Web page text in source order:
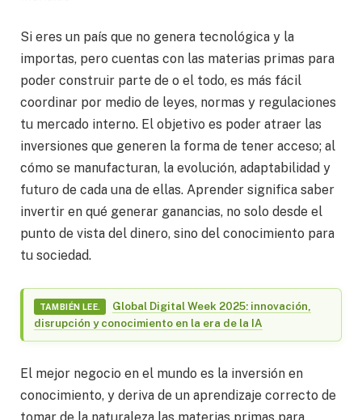
Si eres un país que no genera tecnológica y la
importas, pero cuentas con las materias primas para
poder construir parte de o el todo, es más fácil
coordinar por medio de leyes, normas y regulaciones
tu mercado interno. El objetivo es poder atraer las
inversiones que generen la forma de tener acceso; al
cómo se manufacturan, la evolución, adaptabilidad y
futuro de cada una de ellas. Aprender significa saber
invertir en qué generar ganancias, no solo desde el
punto de vista del dinero, sino del conocimiento para
tu sociedad.
TAMBIÉN LEE.
Global Digital Week 2025: innovación,
disrupción y conocimiento en la era de la IA
El mejor negocio en el mundo es la inversión en
conocimiento, y deriva de un aprendizaje correcto de